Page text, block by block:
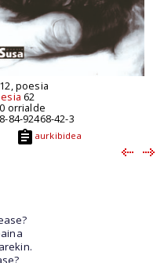
poesia
62
orrialde
84-92468-42-3
aurkibidea